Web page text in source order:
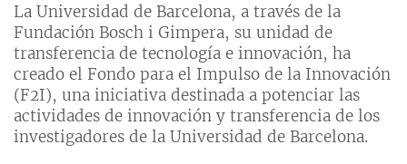
La Universidad de Barcelona, a través de la
Fundación Bosch i Gimpera, su unidad de
transferencia de tecnología e innovación, ha
creado el Fondo para el Impulso de la Innovación
(F2I), una iniciativa destinada a potenciar las
actividades de innovación y transferencia de los
investigadores de la Universidad de Barcelona.